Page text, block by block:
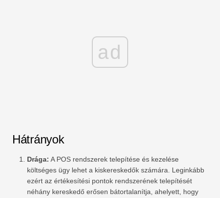
ad
Hátrányok
Drága: A POS rendszerek telepítése és kezelése
költséges ügy lehet a kiskereskedők számára. Leginkább
ezért az értékesítési pontok rendszerének telepítését
néhány kereskedő erősen bátortalanítja, ahelyett, hogy